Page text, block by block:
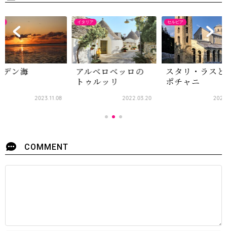
デン海
2023.11.08
イタリア
アルベロベッロの
トゥルッリ
2022.03.20
セルビア
スタリ・ラス
ポチャニ
COMMENT